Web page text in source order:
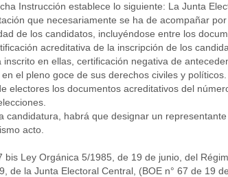
Instrucción establece lo siguiente: La Junta
que necesariamente se ha de acompañar
de los candidatos, incluyéndose entre los
acreditativa de la inscripción de los
en ellas, certificación negativa de
el pleno goce de sus derechos civiles y
electores los documentos acreditativos del
candidatura, habrá que designar un
acto.
bis Ley Orgánica 5/1985, de 19 de junio, del
de la Junta Electoral Central, (BOE n° 67 de 19